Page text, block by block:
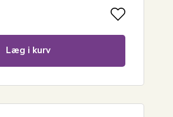
Læg i kurv